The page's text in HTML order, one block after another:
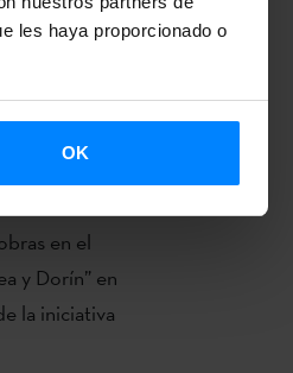
les haya proporcionado o
OK
es
la Bienal
en el
y Dorín” en
la iniciativa